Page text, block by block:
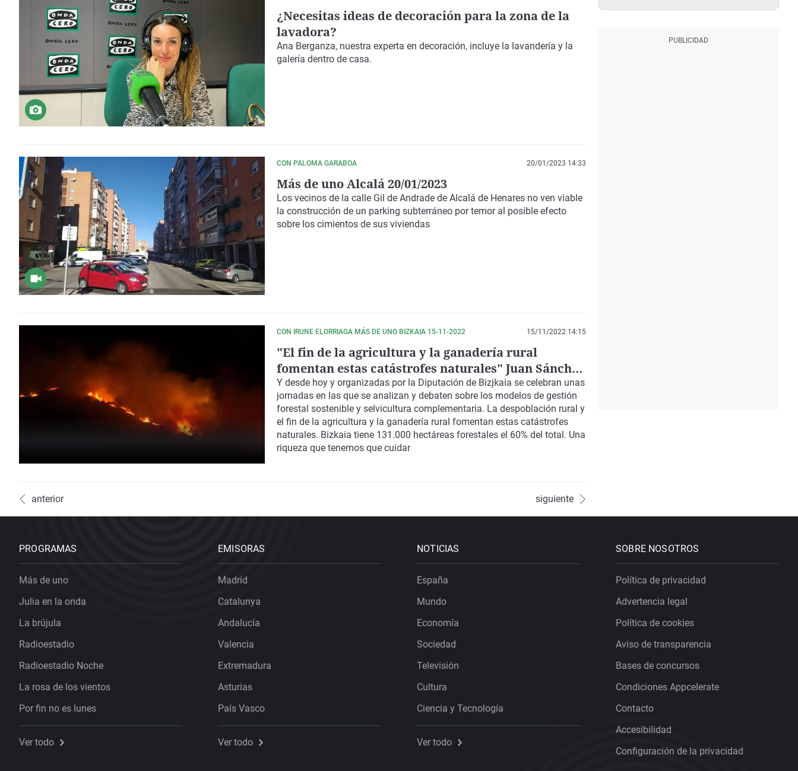
¿Necesitas ideas de decoración para la zona de la
lavadora?
Ana Berganza, nuestra experta en decoración, incluye la lavandería y la
galería dentro de casa.
CON PALOMA GARABOA 20/01/2023 14:33
Más de uno Alcalá 20/01/2023
Los vecinos de la calle Gil de Andrade de Alcalá de Henares no ven viable
la construcción de un parking subterráneo por temor al posible efecto
sobre los cimientos de sus viviendas
CON IRUNE ELORRIAGA MÁS DE UNO BIZKAIA 15-11-2022 15/11/2022 14:15
"El fin de la agricultura y la ganadería rural
fomentan estas catástrofes naturales" Juan Sánchez
de INFOCA
Y desde hoy y organizadas por la Diputación de Bizjkaia se celebran unas
jornadas en las que se analizan y debaten sobre los modelos de gestión
forestal sostenible y selvicultura complementaria. La despoblación rural y
el fin de la agricultura y la ganadería rural fomentan estas catástrofes
naturales. Bizkaia tiene 131.000 hectáreas forestales el 60% del total. Una
riqueza que tenemos que cuidar
anterior siguiente
PROGRAMAS
Más de uno
Julia en la onda
La brújula
Radioestadio
Radioestadio Noche
La rosa de los vientos
Por fin no es lunes
Ver todo
EMISORAS
Madrid
Catalunya
Andalucía
Valencia
Extremadura
Asturias
País Vasco
Ver todo
NOTICIAS
España
Mundo
Economía
Sociedad
Televisión
Cultura
Ciencia y Tecnología
Ver todo
SOBRE NOSOTROS
Política de privacidad
Advertencia legal
Política de cookies
Aviso de transparencia
Bases de concursos
Condiciones Appcelerate
Contacto
Accesibilidad
Configuración de la privacidad